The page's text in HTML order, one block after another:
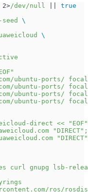
2>/dev/null
true
\
\
ubuntu-ports/
ubuntu-ports/
ubuntu-ports/
ubuntu-ports/
direct << "EOF"
"DIRECT";
curl gnupg lsb-
ros/